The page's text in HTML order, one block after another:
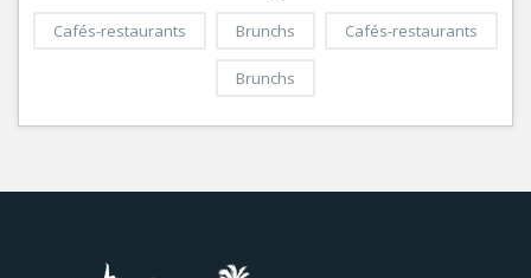
Cafés-restaurants Brunchs Cafés-restaurants
Brunchs